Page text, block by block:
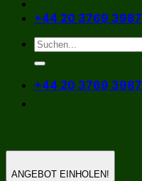
+44 20 3769 3987
+44 20 3769 3987
ANGEBOT EINHOLEN!